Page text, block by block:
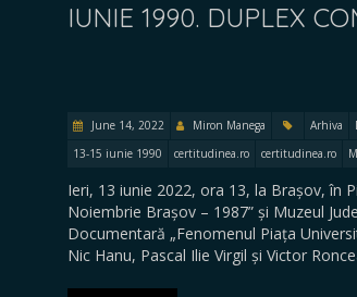
IUNIE 1990. DUPLEX
June 14, 2022 Miron Manega Arhiva
13-15 iunie 1990
certitudinea.ro certitudinea.ro
Ieri, 13 iunie 2022, ora 13, la Brașov, în
Noiembrie Brașov – 1987” și Muzeul
Documentară „Fenomenul Piața
Nic Hanu, Pascal Ilie Virgil și Victor